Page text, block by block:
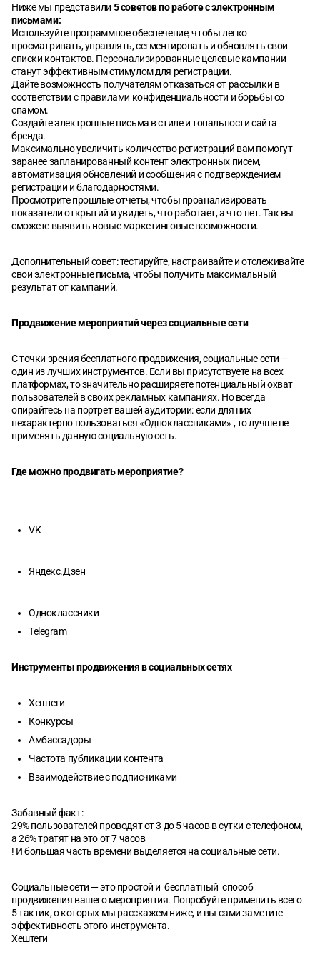
Ниже мы представили 5 советов по работе с электронным
письмами:
Используйте программное обеспечение, чтобы легко
просматривать, управлять, сегментировать и обновлять свои
списки контактов. Персонализированные целевые кампании
станут эффективным стимулом для регистрации.
Дайте возможность получателям отказаться от рассылки в
соответствии с правилами конфиденциальности и борьбы со
спамом.
Создайте электронные письма в стиле и тональности сайта
бренда.
Максимально увеличить количество регистраций вам помогут
заранее запланированный контент электронных писем,
автоматизация обновлений и сообщения с подтверждением
регистрации и благодарностями.
Просмотрите прошлые отчеты, чтобы проанализировать
показатели открытий и увидеть, что работает, а что нет. Так вы
сможете выявить новые маркетинговые возможности.
Дополнительный совет: тестируйте, настраивайте и отслеживайте
свои электронные письма, чтобы получить максимальный
результат от кампаний.
Продвижение мероприятий через социальные сети
С точки зрения бесплатного продвижения, социальные сети —
один из лучших инструментов. Если вы присутствуете на всех
платформах, то значительно расширяете потенциальный охват
пользователей в своих рекламных кампаниях. Но всегда
опирайтесь на портрет вашей аудитории: если для них
нехарактерно пользоваться «Одноклассниками» , то лучше не
применять данную социальную сеть.
Где можно продвигать мероприятие?
VK
Яндекс.Дзен
Одноклассники
Telegram
Инструменты продвижения в социальных сетях
Хештеги
Конкурсы
Амбассадоры
Частота публикации контента
Взаимодействие с подписчиками
Забавный факт:
29% пользователей проводят от 3 до 5 часов в сутки с телефоном,
а 26% тратят на это от 7 часов
! И большая часть времени выделяется на социальные сети.
Социальные сети — это простой и бесплатный способ
продвижения вашего мероприятия. Попробуйте применить всего
5 тактик, о которых мы расскажем ниже, и вы сами заметите
эффективность этого инструмента.
Хештеги